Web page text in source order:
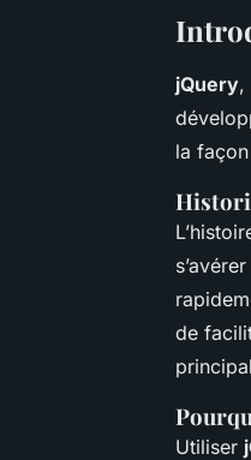
jQuery,
la
de
Utiliser